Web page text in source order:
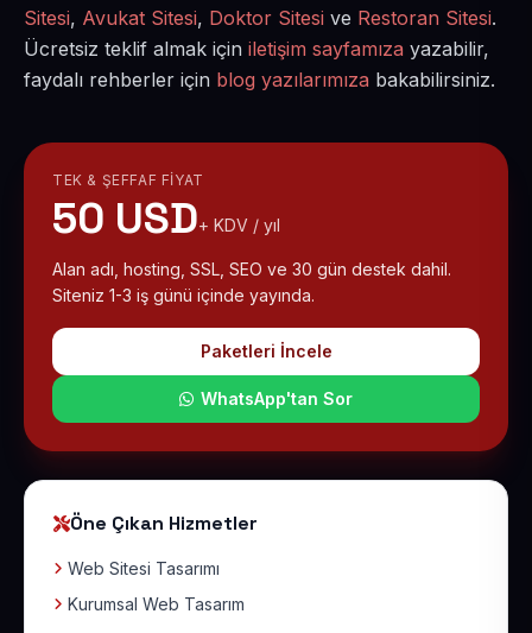
Sitesi, Avukat Sitesi, Doktor Sitesi ve Restoran Sitesi.
Ücretsiz teklif almak için iletişim sayfamıza yazabilir,
faydalı rehberler için blog yazılarımıza bakabilirsiniz.
TEK & ŞEFFAF FIYAT
50 USD+ KDV / yıl
Alan adı, hosting, SSL, SEO ve 30 gün destek dahil.
Siteniz 1-3 iş günü içinde yayında.
Paketleri İncele
WhatsApp'tan Sor
Öne Çıkan Hizmetler
Web Sitesi Tasarımı
Kurumsal Web Tasarım